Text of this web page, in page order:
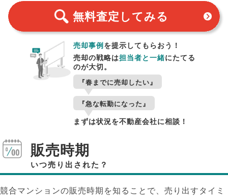
無料査定 してみる
売却事例を提示してもらおう！
売却の戦略は担当者と一緒にたてる
のが大切。
『春までに売却したい』
『急な転勤になった』
まずは状況を不動産会社に相談！
販売時期
いつ売り出された？
競合マンションの販売時期を知ることで、売り出すタイミ